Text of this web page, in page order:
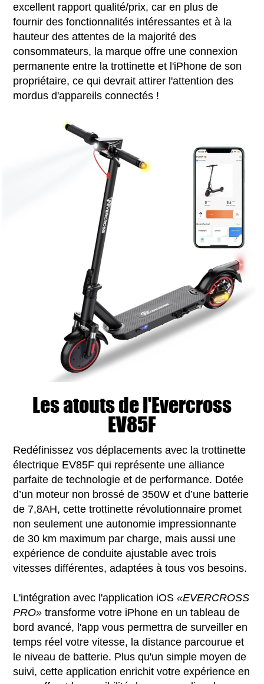
excellent rapport qualité/prix, car en plus de
fournir des fonctionnalités intéressantes et à la
hauteur des attentes de la majorité des
consommateurs, la marque offre une connexion
permanente entre la trottinette et l'iPhone de son
propriétaire, ce qui devrait attirer l'attention des
mordus d'appareils connectés !
Les atouts de l'Evercross
EV85F
Redéfinissez vos déplacements avec la trottinette
électrique EV85F qui représente une alliance
parfaite de technologie et de performance. Dotée
d’un moteur non brossé de 350W et d’une batterie
de 7,8AH, cette trottinette révolutionnaire promet
non seulement une autonomie impressionnante
de 30 km maximum par charge, mais aussi une
expérience de conduite ajustable avec trois
vitesses différentes, adaptées à tous vos besoins.
L'intégration avec l'application iOS«EVERCROSS
PRO»transforme votre iPhone en un tableau de
bord avancé, l'app vous permettra de surveiller en
temps réel votre vitesse, la distance parcourue et
le niveau de batterie. Plus qu'un simple moyen de
suivi, cette application enrichit votre expérience en